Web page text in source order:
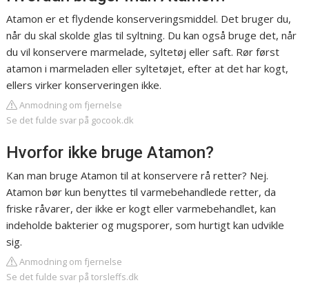
Atamon er et flydende konserveringsmiddel. Det bruger du,
når du skal skolde glas til syltning. Du kan også bruge det, når
du vil konservere marmelade, syltetøj eller saft. Rør først
atamon i marmeladen eller syltetøjet, efter at det har kogt,
ellers virker konserveringen ikke.
Anmodning om fjernelse
Se det fulde svar på gocook.dk
Hvorfor ikke bruge Atamon?
Kan man bruge Atamon til at konservere rå retter? Nej.
Atamon bør kun benyttes til varmebehandlede retter, da
friske råvarer, der ikke er kogt eller varmebehandlet, kan
indeholde bakterier og mugsporer, som hurtigt kan udvikle
sig.
Anmodning om fjernelse
Se det fulde svar på torsleffs.dk